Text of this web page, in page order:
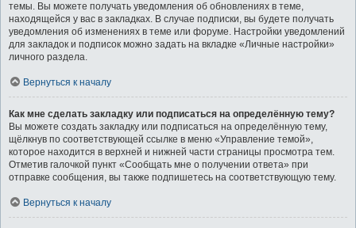
темы. Вы можете получать уведомления об обновлениях в теме,
находящейся у вас в закладках. В случае подписки, вы будете получать
уведомления об изменениях в теме или форуме. Настройки уведомлений
для закладок и подписок можно задать на вкладке «Личные настройки»
личного раздела.
Вернуться к началу
Как мне сделать закладку или подписаться на определённую тему?
Вы можете создать закладку или подписаться на определённую тему,
щёлкнув по соответствующей ссылке в меню «Управление темой»,
которое находится в верхней и нижней части страницы просмотра тем.
Отметив галочкой пункт «Сообщать мне о получении ответа» при
отправке сообщения, вы также подпишетесь на соответствующую тему.
Вернуться к началу